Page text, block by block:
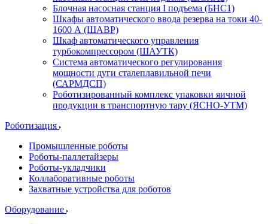
Блочная насосная станция I подъема (БНС1)
Шкафы автоматического ввода резерва на токи 40-
1600 А (ШАВР)
Шкаф автоматического управления
турбокомпрессором (ШАУТК)
Система автоматического регулирования
мощности дуги сталеплавильной печи
(САРМДСП)
Роботизированный комплекс упаковки яичной
продукции в транспортную тару (ЯСНО-УТМ)
Роботизация
Промышленные роботы
Роботы-паллетайзеры
Роботы-укладчики
Коллаборативные роботы
Захватные устройства для роботов
Оборудование